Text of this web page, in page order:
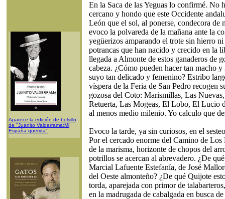
Aparece la edición de bolsillo
de "Juanito Valderrama:Mi
España querida"
En la Saca de las Yeguas lo confirmé. No
cercano y hondo que este Occidente
León que el sol, al ponerse, condecora de
evoco la polvareda de la mañana ante la
yegüerizos amparando el trote sin hierro
potrancas que han nacido y crecido en la
llegada a Almonte de estos ganaderos de
cabeza. ¿Cómo pueden hacer tan macho
suyo tan delicado y femenino? Estribo
víspera de la Feria de San Pedro recogen
gozosa del Coto: Marismillas, Las
Retuerta, Las Mogeas, El Lobo, El Lucio
al menos medio milenio. Yo calculo que
Evoco la tarde, ya sin curiosos, en el
Por el cercado enorme del Camino de Los
de la marisma, horizonte de chopos del
potrillos se acercan al abrevadero. ¿De
Marcial Lafuente Estefanía, de José
del Oeste almonteño? ¿De qué Quijote
torda, aparejada con primor de
en la madrugada de cabalgada en busca